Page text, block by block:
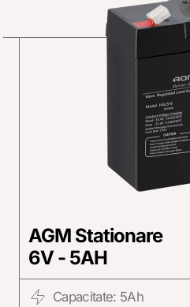
AGM Stationare
6V - 5AH
Capacitate: 5Ah